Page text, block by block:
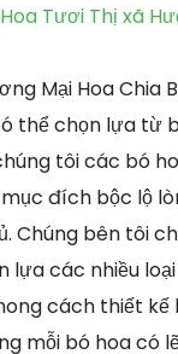
Tươi Thị xã
Mại Hoa Chia
thể chọn lựa từ
tôi các bó
đích bộc lộ
Chúng bên tôi
lựa các nhiều
cách thiết kế
mỗi bó hoa có